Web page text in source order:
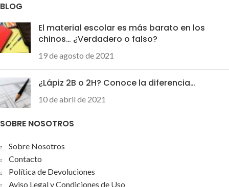
DeskJet D2600 / DeskJet
D5500 / DeskJet F2400 /
DeskJet D2545 / DeskJet
D1600 / Photosmart C4685 /
DeskJet D2680 / ENVY 100 /
ENVY 110 / ENVY 114 /
DeskJet F4480 / ENVY 120
Stylus SX435W / Stylus Office
BX935FWD / WF-7015 / WF-
SX535WD / Stylus SX430W /
Stylus Office BX630FW /
BLOG
El material escolar es más barato en los
chinos… ¿Verdadero o falso?
19 de agosto de 2021
¿Lápiz 2B o 2H? Conoce la diferencia…
10 de abril de 2021
SOBRE NOSOTROS
Sobre Nosotros
Contacto
Política de Devoluciones
Aviso Legal y Condiciones de Uso